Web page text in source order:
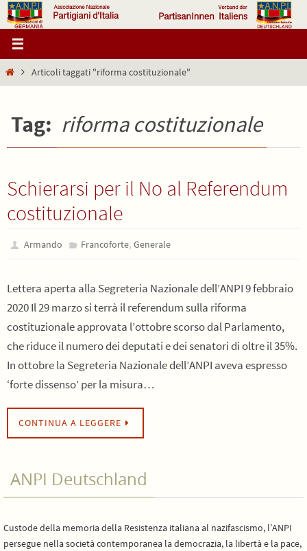
Salta
al
contenuto
HomeArticoli taggati "riforma costituzionale"
Tag: riforma costituzionale
Schierarsi per il No al Referendum
costituzionale
Armando Francoforte, Generale
Lettera aperta alla Segreteria Nazionale dell’ANPI 9 febbraio
2020 Il 29 marzo si terrà il referendum sulla riforma
costituzionale approvata l’ottobre scorso dal Parlamento,
che riduce il numero dei deputati e dei senatori di oltre il 35%.
In ottobre la Segreteria Nazionale dell’ANPI aveva espresso
‘forte dissenso’ per la misura…
CONTINUA A LEGGERE
ANPI Deutschland
Custode della memoria della Resistenza italiana al nazifascismo, l’ANPI
persegue nella società contemporanea la democrazia, la libertà e la pace,